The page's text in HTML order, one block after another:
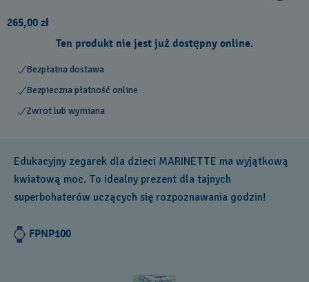
265,00 zł
Ten produkt nie jest już dostępny online.
Bezpłatna dostawa
Bezpieczna płatność online
Zwrot lub wymiana
Edukacyjny zegarek dla dzieci MARINETTE ma wyjątkową
kwiatową moc. To idealny prezent dla tajnych
superbohaterów uczących się rozpoznawania godzin!
FPNP100